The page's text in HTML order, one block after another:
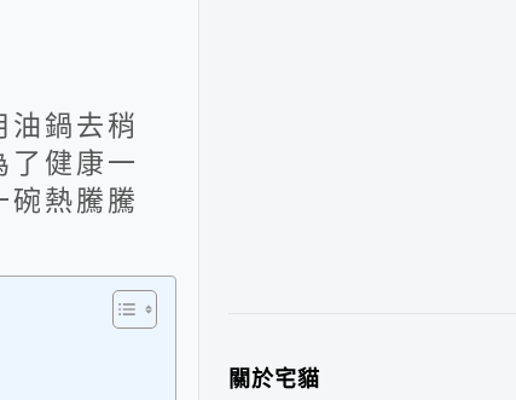
油鍋去稍
了健康一
碗熱騰騰
關於宅貓